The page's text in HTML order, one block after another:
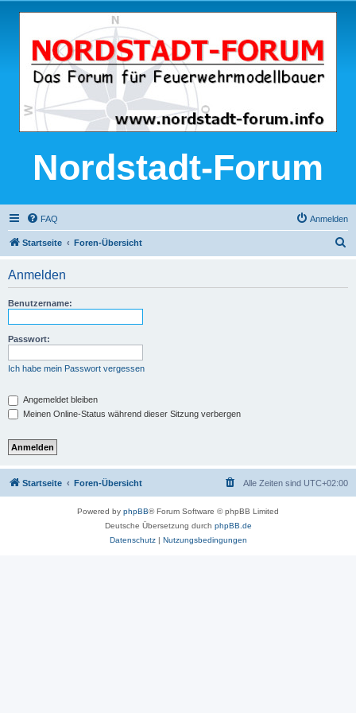
Nordstadt-Forum
FAQ Anmelden
Startseite Foren-Übersicht
Anmelden
Benutzername:
Passwort:
Ich habe mein Passwort vergessen
Angemeldet bleiben
Meinen Online-Status während dieser Sitzung verbergen
Startseite Foren-Übersicht Alle Zeiten sind UTC+02:00
Powered by phpBB® Forum Software © phpBB Limited
Deutsche Übersetzung durch phpBB.de
Datenschutz| Nutzungsbedingungen